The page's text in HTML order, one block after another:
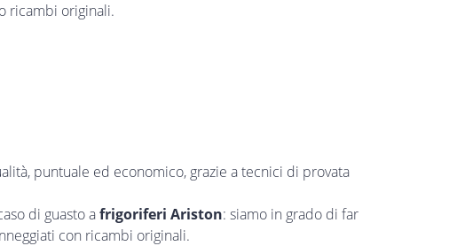
ricambi originali.
puntuale ed economico, grazie a tecnici di provata
di guasto afrigoriferi Ariston: siamo in grado di far
con ricambi originali.